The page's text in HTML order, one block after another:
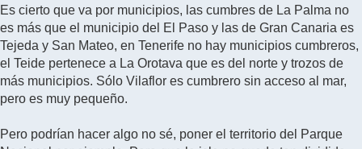
Es cierto que va por municipios, las cumbres de La Palma no
es más que el municipio del El Paso y las de Gran Canaria es
Tejeda y San Mateo, en Tenerife no hay municipios cumbreros,
el Teide pertenece a La Orotava que es del norte y trozos de
más municipios. Sólo Vilaflor es cumbrero sin acceso al mar,
pero es muy pequeño.
Pero podrían hacer algo no sé, poner el territorio del Parque